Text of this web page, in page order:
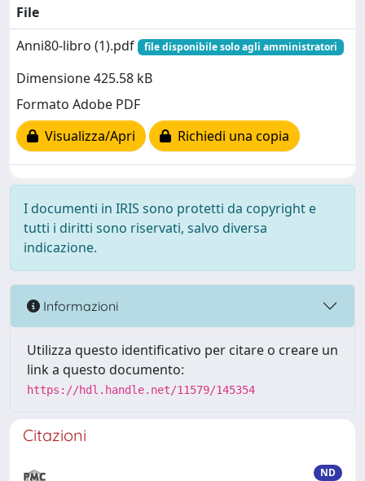
File
Anni80-libro (1).pdf
file disponibile solo agli amministratori
Dimensione 425.58 kB
Formato Adobe PDF
Visualizza/Apri
Richiedi una copia
I documenti in IRIS sono protetti da copyright e
tutti i diritti sono riservati, salvo diversa
indicazione.
Informazioni
Utilizza questo identificativo per citare o creare un
link a questo documento:
https://hdl.handle.net/11579/145354
Citazioni
ND